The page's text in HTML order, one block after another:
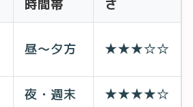
時間帯 さ
昼〜夕方 ★★★☆☆
夜・週末 ★★★★☆